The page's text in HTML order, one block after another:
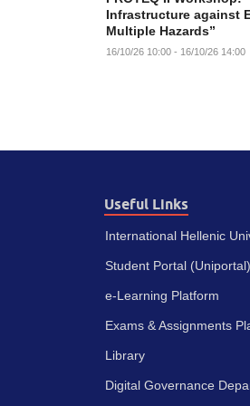
Infrastructure against
Multiple Hazards”
16/10/26 10:00 - 16/10/26 14:00
Useful Links
International Hellenic
Student Portal (Uniportal)
e-Learning Platform
Exams & Assignments
Library
Digital Governance